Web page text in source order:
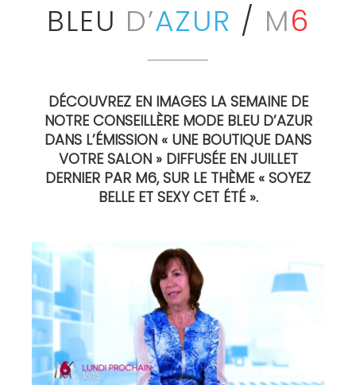
BLEU D’AZUR / M6
DÉCOUVREZ EN IMAGES LA SEMAINE DE
NOTRE CONSEILLÈRE MODE BLEU D’AZUR
DANS L’ÉMISSION « UNE BOUTIQUE DANS
VOTRE SALON » DIFFUSÉE EN JUILLET
DERNIER PAR M6, SUR LE THÈME « SOYEZ
BELLE ET SEXY CET ÉTÉ ».